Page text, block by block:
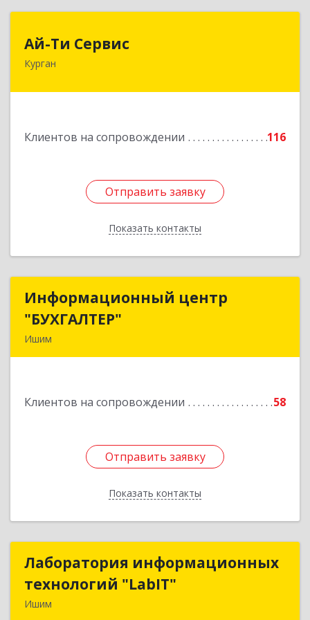
Ай-Ти Сервис
Курган
Клиентов на сопровождении 116
Отправить заявку
Показать контакты
Отправить заявку
Назад
Информационный центр
"БУХГАЛТЕР"
Ишим
Клиентов на сопровождении 58
Отправить заявку
Показать контакты
Информационный центр
Подробнее
Отправить заявку
Назад
Лаборатория информационных
технологий "LabIT"
Ишим
Лаборатория информационных
технологий "LabIT"